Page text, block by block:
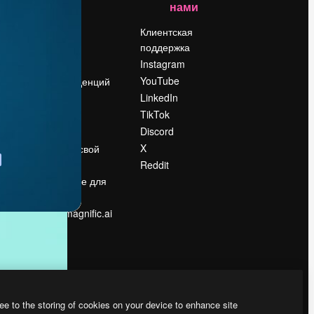
Поиск тенденций
Продайте свой
Помещение для
Ищете magnific.ai
нами
Клиентская
поддержка
Instagram
YouTube
LinkedIn
TikTok
Discord
X
Reddit
to the storing of cookies on your device to enhance site